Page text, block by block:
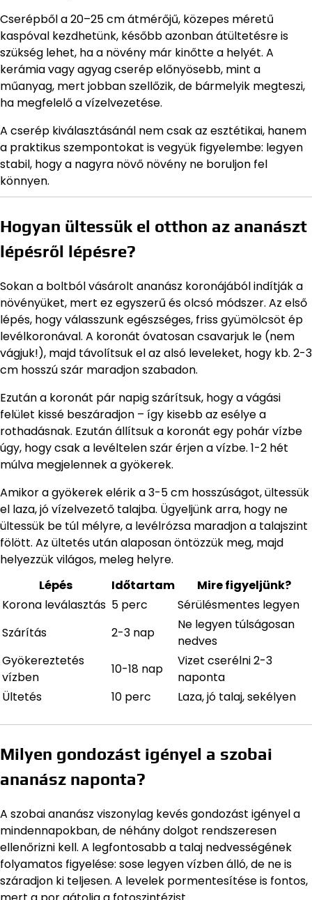
Cserépből a 20–25 cm átmérőjű, közepes méretű
kaspóval kezdhetünk, később azonban átültetésre is
szükség lehet, ha a növény már kinőtte a helyét. A
kerámia vagy agyag cserép előnyösebb, mint a
műanyag, mert jobban szellőzik, de bármelyik megteszi,
ha megfelelő a vízelvezetése.
A cserép kiválasztásánál nem csak az esztétikai, hanem
a praktikus szempontokat is vegyük figyelembe: legyen
stabil, hogy a nagyra növő növény ne boruljon fel
könnyen.
Hogyan ültessük el otthon az ananászt
lépésről lépésre?
Sokan a boltból vásárolt ananász koronájából indítják a
növényüket, mert ez egyszerű és olcsó módszer. Az első
lépés, hogy válasszunk egészséges, friss gyümölcsöt ép
levélkoronával. A koronát óvatosan csavarjuk le (nem
vágjuk!), majd távolítsuk el az alsó leveleket, hogy kb. 2-3
cm hosszú szár maradjon szabadon.
Ezután a koronát pár napig szárítsuk, hogy a vágási
felület kissé beszáradjon – így kisebb az esélye a
rothadásnak. Ezután állítsuk a koronát egy pohár vízbe
úgy, hogy csak a levéltelen szár érjen a vízbe. 1-2 hét
múlva megjelennek a gyökerek.
Amikor a gyökerek elérik a 3-5 cm hosszúságot, ültessük
el laza, jó vízelvezető talajba. Ügyeljünk arra, hogy ne
ültessük be túl mélyre, a levélrózsa maradjon a talajszint
fölött. Az ültetés után alaposan öntözzük meg, majd
helyezzük világos, meleg helyre.
Lépés
Időtartam
Mire figyeljünk?
Korona leválasztás 5 perc
Sérülésmentes legyen
Szárítás
2-3 nap
Ne legyen túlságosan
nedves
Gyökereztetés
vízben
10-18 nap
Vizet cserélni 2-3
naponta
Ültetés
10 perc Laza, jó talaj, sekélyen
Milyen gondozást igényel a szobai
ananász naponta?
A szobai ananász viszonylag kevés gondozást igényel a
mindennapokban, de néhány dolgot rendszeresen
ellenőrizni kell. A legfontosabb a talaj nedvességének
folyamatos figyelése: sose legyen vízben álló, de ne is
száradjon ki teljesen. A levelek pormentesítése is fontos,